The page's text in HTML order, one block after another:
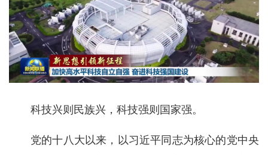
科技兴则民族兴，科技强则国家强。
党的十八大以来，以习近平同志为核心的党中央